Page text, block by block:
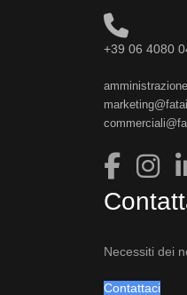
+39 06 4080
Necessiti dei
Contattaci